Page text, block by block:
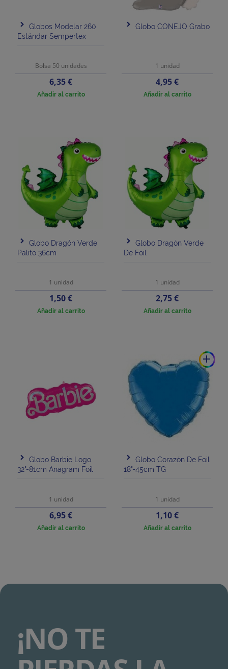
Globos Modelar 260
Estándar Sempertex
Bolsa 50 unidades
Precio
6,35 €
Añadir al carrito
Globo CONEJO Grabo
1 unidad
Precio
4,95 €
Añadir al carrito
Globo Dragón Verde
Palito 36cm
1 unidad
Precio
1,50 €
Añadir al carrito
Globo Dragón Verde
De Foil
1 unidad
Precio
2,75 €
Añadir al carrito
Globo Barbie Logo
32"-81cm Anagram Foil
1 unidad
Precio
6,95 €
Añadir al carrito
add
Globo Corazón De Foil
18"-45cm TG
1 unidad
Precio
1,10 €
Añadir al carrito
¡NO TE